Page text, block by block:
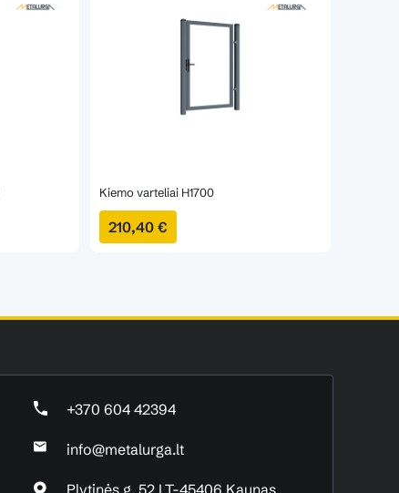
Kiemo varteliai H1700
210,40 €
+370 604 42394
info@metalurga.lt
Plytinės g. 52 LT-45406 Kaunas